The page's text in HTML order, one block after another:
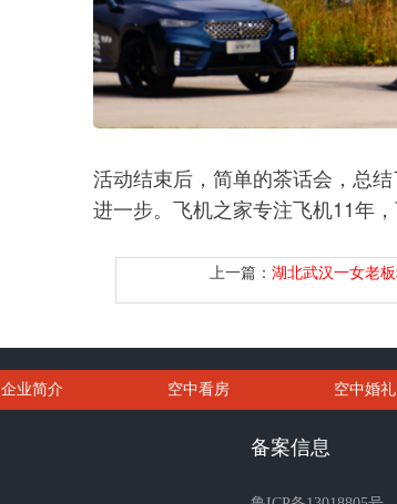
活动结束后，简单的茶话会，总
进一步。飞机之家专注飞机11年，
上一篇： 湖北武汉一女老
企业简介 空中看房 空中婚礼
备案信息